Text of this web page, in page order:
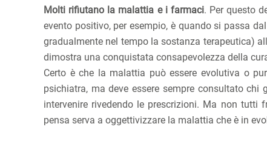
Molti rifiutano la malattia e i farmaci. Per questo
evento positivo, per esempio, è quando si passa
gradualmente nel tempo la sostanza terapeutica)
dimostra una conquistata consapevolezza della
Certo è che la malattia può essere evolutiva o
psichiatra, ma deve essere sempre consultato
intervenire rivedendo le prescrizioni. Ma non tutti
pensa serva a oggettivizzare la malattia che è in